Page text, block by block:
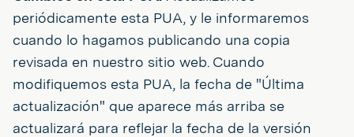
periódicamente esta PUA, y le informaremos
cuando lo hagamos publicando una copia
revisada en nuestro sitio web. Cuando
modifiquemos esta PUA, la fecha de "Última
actualización" que aparece más arriba se
actualizará para reflejar la fecha de la versión